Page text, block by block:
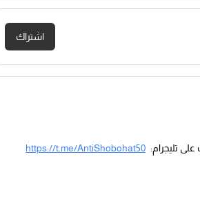
اشتراك
https://t.me/AntiShobohat50